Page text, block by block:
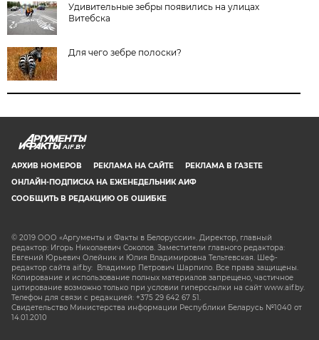
Удивительные зебры появились на улицах
Витебска
Для чего зебре полоски?
AIF.BY
АРХИВ НОМЕРОВ РЕКЛАМА НА САЙТЕ
РЕКЛАМА В ГАЗЕТЕ
ОНЛАЙН-ПОДПИСКА НА ЕЖЕНЕДЕЛЬНИК АИФ
СООБЩИТЬ В РЕДАКЦИЮ ОБ ОШИБКЕ
© 2019 ООО «Аргументы и Факты в Белоруссии». Директор, главный
редактор: Игорь Николаевич Соколов. Заместители главного редактора:
Евгений Юрьевич Олейник и Юлия Владимировна Тельтевская. Шеф-
редактор сайта aif.by: Владимир Петрович Шарпило. Все права защищены.
Копирование и использование полных материалов запрещено, частичное
цитирование возможно только при условии гиперссылки на сайт www.aif.by.
Телефон для связи с редакцией: +375 29 642 67 51.
Свидетельство Министерства информации Республики Беларусь №1040 от
14.01.2010